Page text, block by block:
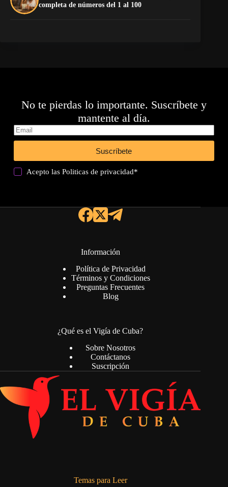
completa de números del 1 al 100
No te pierdas lo importante. Suscríbete y
mantente al día.
Suscríbete
Acepto lasPoliticas de privacidad*
Información
Política de Privacidad
Términos y Condiciones
Preguntas Frecuentes
Blog
¿Qué es el Vigía de Cuba?
Sobre Nosotros
Contáctanos
Suscripción
Temas para Leer